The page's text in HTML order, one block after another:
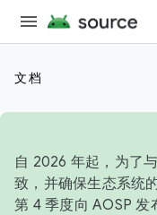
文档
自 2026 年起，为了
致，并确保生态系统
第 4 季度向 AOSP 发